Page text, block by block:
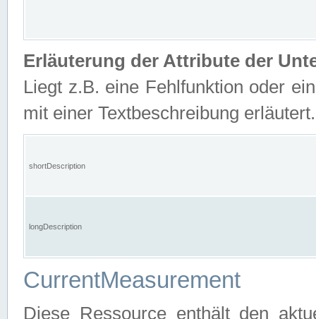
Erläuterung der Attribute der
Liegt z.B. eine Fehlfunktion oder
mit einer Textbeschreibung erläutert.
shortDescription
longDescription
CurrentMeasurement
Diese Ressource enthält den